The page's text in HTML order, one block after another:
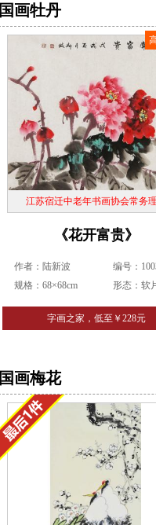
国画牡丹
江苏宿迁中老年书画协会常务
《花开富贵》
作者：陆新波
规格：68×68cm
编号：
形态：软
字画之家，低至￥228元
国画梅花